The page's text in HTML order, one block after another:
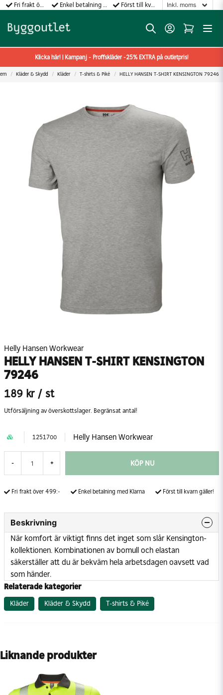
Fri frakt över 499:- Enkel betalning med Klarna Först till kvarn gäller!
Klicka här! | Kampanj - Proffskläder -25% EXTRA på outletpris!
Kläder & Skydd Kläder T-shirts & Piké HELLY HANSEN T-SHIRT KENSINGTON 79246
Helly Hansen Workwear
HELLY HANSEN T-SHIRT KENSINGTON
79246
189 kr / st
Utförsäljning av överskottslager. Begränsat antal!
1251700 Helly Hansen Workwear
- + KÖP NU
Fri frakt över 499:- Enkel betalning med Klarna Först till kvarn gäller!
Beskrivning
När komfort är viktigt finns det inget som slår Kensington-
kollektionen. Kombinationen av bomull och elastan
säkerställer att du är bekväm hela arbetsdagen oavsett vad
som händer.
Relaterade kategorier
Kläder Kläder & Skydd T-shirts & Piké
Liknande produkter